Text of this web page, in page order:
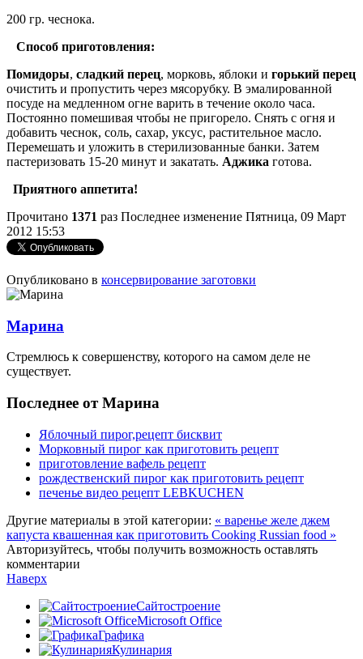
200 гр. чеснока.
Способ приготовления:
Помидоры, сладкий перец, морковь, яблоки и горький перец
очистить и пропустить через мясорубку. В эмалированной
посуде на медленном огне варить в течение около часа.
Постоянно помешивая чтобы не пригорело. Снять с огня и
добавить чеснок, соль, сахар, уксус, растительное масло.
Перемешать и уложить в стерилизованные банки. Затем
пастеризовать 15-20 минут и закатать. Аджика готова.
Приятного аппетита!
Прочитано 1371 раз Последнее изменение Пятница, 09 Март
2012 15:53
Опубликовано в консервирование заготовки
Марина
Стремлюсь к совершенству, которого на самом деле не
существует.
Последнее от Марина
Яблочный пирог,рецепт бисквит
Морковный пирог как приготовить рецепт
приготовление вафель рецепт
рождественский пирог как приготовить рецепт
печенье видео рецепт LEBKUCHEN
Другие материалы в этой категории: « варенье желе джем
капуста квашенная как приготовить Cooking Russian food »
Авторизуйтесь, чтобы получить возможность оставлять
комментарии
Наверх
Сайтостроение
Microsoft Office
Графика
Кулинария